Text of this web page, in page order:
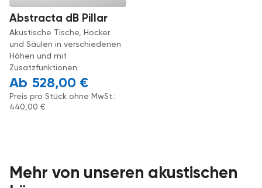
Abstracta dB Pillar
Akustische Tische, Hocker
und Säulen in verschiedenen
Höhen und mit
Zusatzfunktionen.
528,00 €
Preis pro Stück ohne MwSt.:
440,00 €
Mehr von unseren akustischen